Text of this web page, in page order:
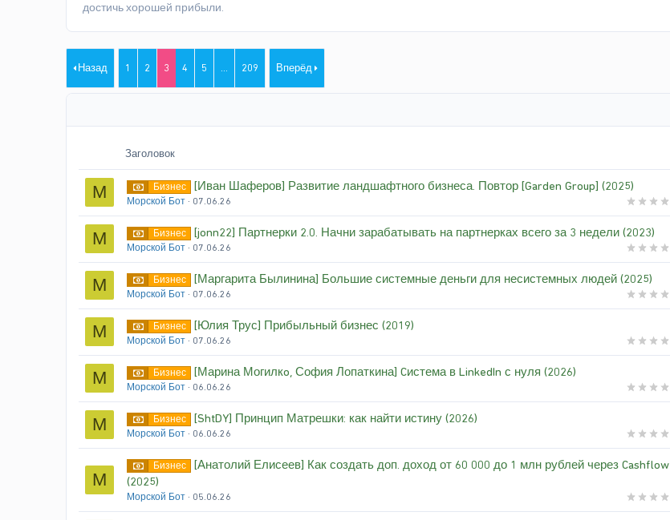
достичь хорошей прибыли.
Назад 1 2 3 4 5 ... 209 Вперёд
Заголовок
М Бизнес [Иван Шаферов] Развитие ландшафтного бизнеса. Повтор [Garden Group] (2025)
Морской Бот 07.06.26
М Бизнес [jonn22] Партнерки 2.0. Начни зарабатывать на партнерках всего за 3 недели (2023)
Морской Бот 07.06.26
М Бизнес [Маргарита Былинина] Большие системные деньги для несистемных людей (2025)
Морской Бот 07.06.26
М Бизнес [Юлия Трус] Прибыльный бизнес (2019)
Морской Бот 07.06.26
М Бизнес [Марина Могилкo, София Лопаткина] Cистема в LinkedIn с нуля (2026)
Морской Бот 06.06.26
М Бизнес [ShtDY] Принцип Матрешки: как найти истину (2026)
Морской Бот 06.06.26
М
Бизнес
[Анатолий Елисеев] Как создать доп. доход от 60 000 до 1 млн рублей через Cashflow
(2025)
Морской Бот 05.06.26